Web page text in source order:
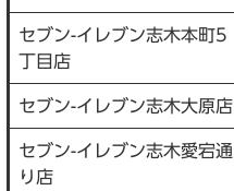
セブン-イレブン志木本町5
丁目店
セブン-イレブン志木大原店
セブン-イレブン志木愛宕通
り店